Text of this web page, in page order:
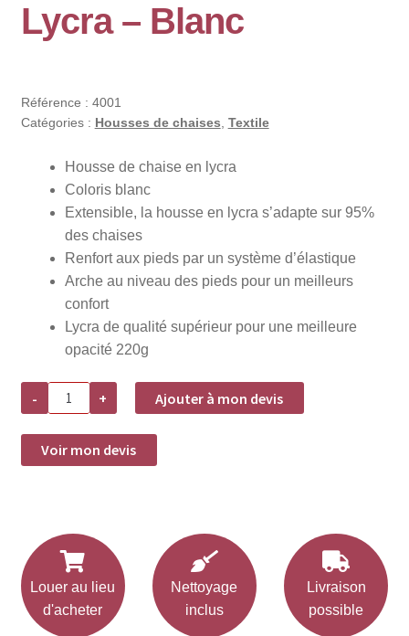
Lycra – Blanc
Référence : 4001
Catégories : Housses de chaises, Textile
Housse de chaise en lycra
Coloris blanc
Extensible, la housse en lycra s’adapte sur 95%
des chaises
Renfort aux pieds par un système d’élastique
Arche au niveau des pieds pour un meilleurs
confort
Lycra de qualité supérieur pour une meilleure
opacité 220g
-
quantité
Housse
de
chaise
+ Ajouter à mon devis
Voir mon devis
Louer au lieu
d'acheter
Nettoyage
inclus
Livraison
possible